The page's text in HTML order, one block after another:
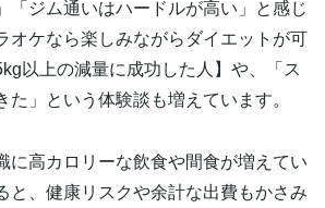
「ジム通いはハードルが高い」と感じ
オケなら楽しみながらダイエットが可
以上の減量に成功した人】や、「ス
た」という体験談も増えています。
に高カロリーな飲食や間食が増えてい
と、健康リスクや余計な出費もかさみ